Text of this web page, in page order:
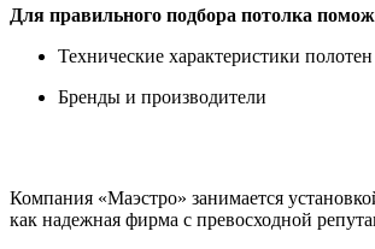
Для правильного подбора потолка
Технические характеристики полотен
Бренды и производители
Компания «Маэстро» занимается
как надежная фирма с превосходной